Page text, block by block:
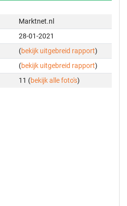
Marktnet.nl
28-01-2021
(bekijk uitgebreid rapport)
(bekijk uitgebreid rapport)
11 (bekijk alle foto's)